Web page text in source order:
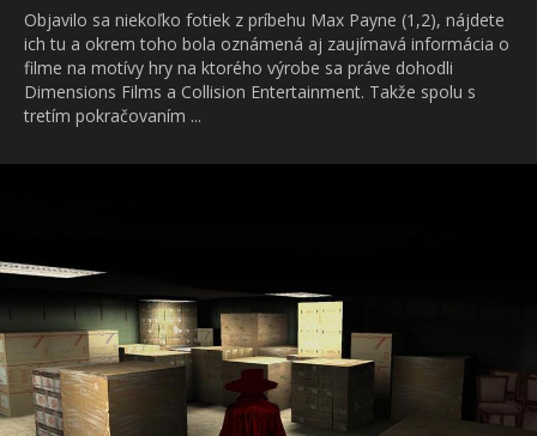
Objavilo sa niekoľko fotiek z príbehu Max Payne (1,2), nájdete
ich tu a okrem toho bola oznámená aj zaujímavá informácia o
filme na motívy hry na ktorého výrobe sa práve dohodli
Dimensions Films a Collision Entertainment. Takže spolu s
tretím pokračovaním ...